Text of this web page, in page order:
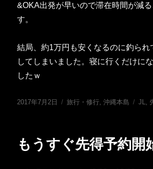
&OKA出発が早いので滞在時間が減る
す。
結局、約1万円も安くなるのに釣られ
してしまいました。寝に行くだけに
したｗ
投
2017年7月2日
カ
ー
旅行・修行,沖縄本島
タ
JL,
もうすぐ先得予約開